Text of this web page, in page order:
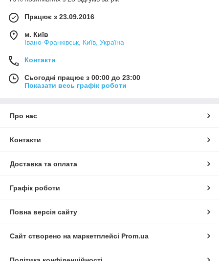
Працює з 23.09.2016
м. Київ
Івано-Франківськ, Київ, Україна
Контакти
Сьогодні працює з 00:00 до 23:00
Показати весь графік роботи
Про нас
Контакти
Доставка та оплата
Графік роботи
Повна версія сайту
Сайт створено на маркетплейсі Prom.ua